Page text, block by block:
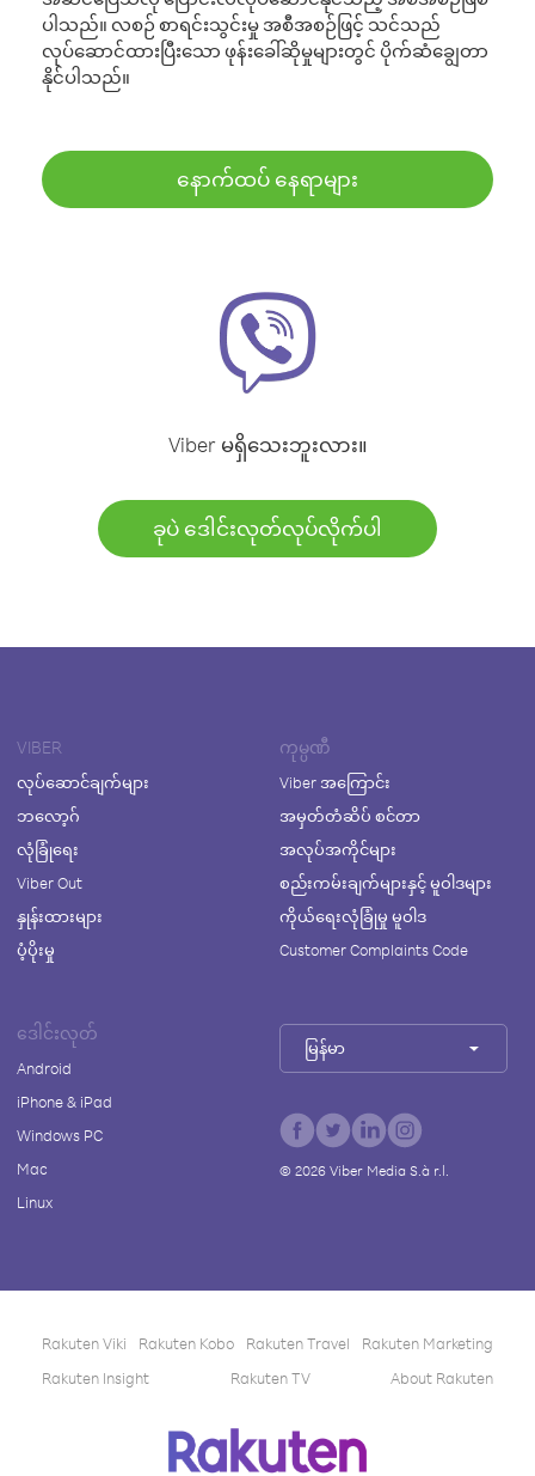
ပါသည်။ လစဉ် စာရင်းသွင်းမှု အစီအစဉ်ဖြင့် သင်သည်
လုပ်ဆောင်ထားပြီးသော ဖုန်းခေါ်ဆိုမှုများတွင် ပိုက်ဆံချွေတာ
နိုင်ပါသည်။
နောက်ထပ် နေရာများ
Viber မရှိသေးဘူးလား။
ခုပဲ ဒေါင်းလုတ်လုပ်လိုက်ပါ
VIBER
လုပ်ဆောင်ချက်များ
ဘလော့ဂ်
လုံခြုံရေး
Viber Out
နှုန်းထားများ
ပံ့ပိုးမှု
ကုမ္ပဏီ
Viber အကြောင်း
အမှတ်တံဆိပ် စင်တာ
အလုပ်အကိုင်များ
စည်းကမ်းချက်များနှင့် မူဝါဒများ
ကိုယ်ရေးလုံခြုံမှု မူဝါဒ
Customer Complaints Code
ဒေါင်းလုတ်
Android
iPhone & iPad
Windows PC
Mac
Linux
မြန်မာ
© 2026Viber Media S.à r.l.
Rakuten Viki Rakuten Kobo Rakuten Travel
Rakuten Marketing
Rakuten Insight
Rakuten TV About Rakuten